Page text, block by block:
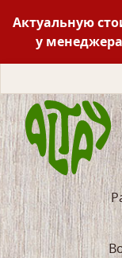
Актуальную
у